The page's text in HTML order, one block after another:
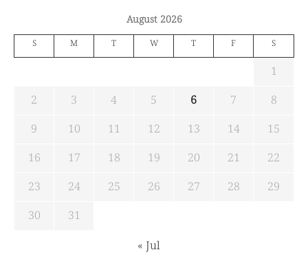
August 2026
S M T W T F S
1
2
3 4 5 6 7
8
9
10 11 12 13 14
15
16
17 18 19 20 21
22
23
24 25 26 27 28
29
30
31
« Jul